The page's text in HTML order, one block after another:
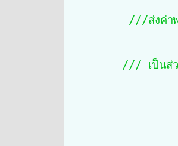
///ส่งค่าพ
/// เป็น